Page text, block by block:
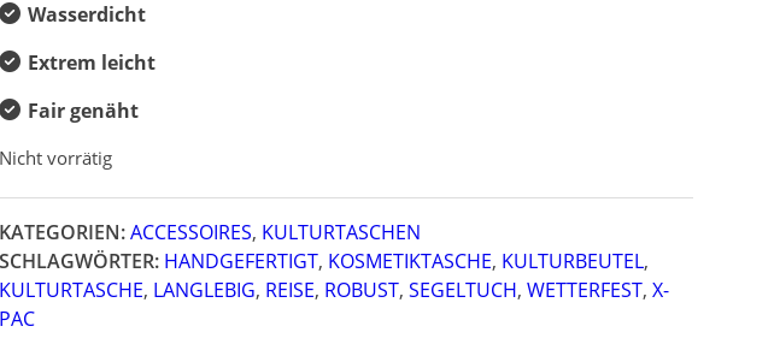
Wasserdicht
Extrem leicht
Fair genäht
Nicht vorrätig
KATEGORIEN:ACCESSOIRES, KULTURTASCHEN
SCHLAGWÖRTER: HANDGEFERTIGT, KOSMETIKTASCHE, KULTURBEUTEL,
KULTURTASCHE, LANGLEBIG, REISE, ROBUST, SEGELTUCH, WETTERFEST, X-
PAC